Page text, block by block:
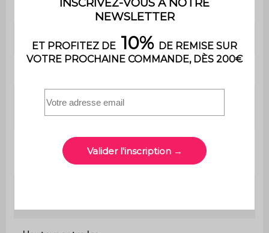
Avec rangements Oui
Non
Dimensions du
plateau supérieur
Dimensions du
plateau inférieur
91,8 x 37,4 cm